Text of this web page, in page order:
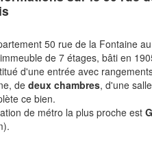
50 rue de la Fontaine
immeuble de 7 étages, bâti en
d'une entrée avec
de deux chambres, d'une
ce bien.
de métro la plus proche est